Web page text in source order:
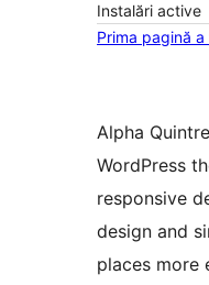
Instalări active
Prima pagină a
Alpha
WordPress
responsive
design and
places more